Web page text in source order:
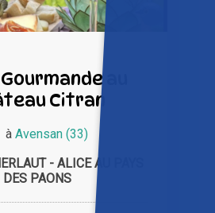
au
Citran
à Avensan (33)
- ALICE AU PAYS
DES PAONS